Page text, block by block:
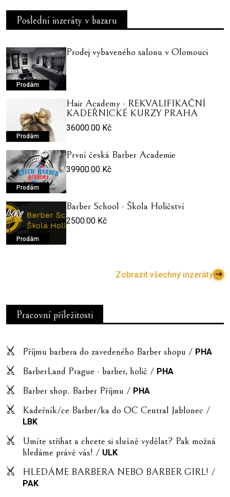
Poslední inzeráty v bazaru
Prodám
Prodej vybaveného salonu v Olomouci
Prodám
Hair Academy - REKVALIFIKAČNÍ
KADEŘNICKÉ KURZY PRAHA
36000.00 Kč
Prodám
První česká Barber Academie
39900.00 Kč
Prodám
Barber School - Škola Holičství
2500.00 Kč
Zobrazit všechny inzeráty
Pracovní příležitosti
Příjmu barbera do zavedeného Barber shopu / PHA
BarberLand Prague - barber, holič / PHA
Barber shop. Barber Příjmu / PHA
Kadeřník/ce Barber/ka do OC Central Jablonec /
LBK
Umíte střihat a chcete si slušně vydělat? Pak možná
hledáme právě vás! / ULK
HLEDÁME BARBERA NEBO BARBER GIRL! /
PAK